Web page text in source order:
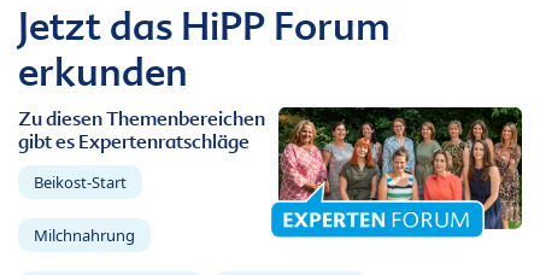
Jetzt das HiPP Forum
erkunden
Zu diesen Themenbereichen
gibt es Expertenratschläge
Beikost-Start
Milchnahrung